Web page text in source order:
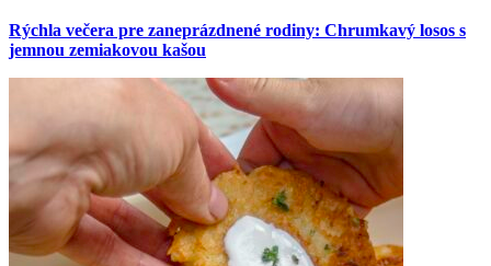
Rýchla večera pre zaneprázdnené rodiny: Chrumkavý losos s
jemnou zemiakovou kašou